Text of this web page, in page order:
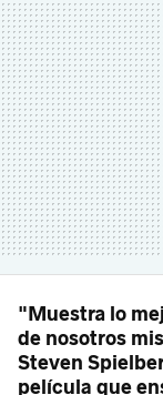
"Muestra lo
de nosotros
Steven
película que